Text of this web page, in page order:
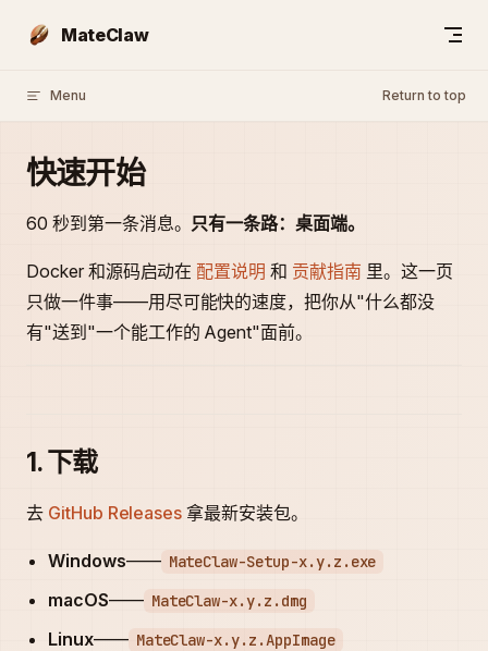
Skip to content
MateClaw
Menu Return to top
快速开始
60 秒到第一条消息。 只有一条路：桌面端。
Docker 和源码启动在 配置说明 和 贡献指南 里。这一页
只做一件事——用尽可能快的速度，把你从"什么都没
有"送到"一个能工作的 Agent"面前。
1. 下载
去 GitHub Releases 拿最新安装包。
Windows—— MateClaw-Setup-x.y.z.exe
macOS—— MateClaw-x.y.z.dmg
Linux—— MateClaw-x.y.z.AppImage